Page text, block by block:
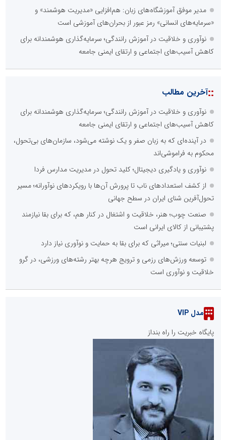
مدیر موفق آموزشگاه‌های زبان: هم‌افزایی «مدیریت هوشمند» و
«سرمایه‌های انسانی» رمز عبور از بحران‌های آموزشی است
نوآوری و خلاقیت در آموزش رانندگی؛ سرمایه‌گذاری هوشمندانه برای
کاهش آسیب‌های اجتماعی و ارتقای ایمنی جامعه
::آخرین مطالب
نوآوری و خلاقیت در آموزش رانندگی؛ سرمایه‌گذاری هوشمندانه برای
کاهش آسیب‌های اجتماعی و ارتقای ایمنی جامعه
در آینده‌ای که به زبان صفر و یک نوشته می‌شود، سازمان‌های بی‌تحول،
محکوم به فراموشی‌اند
نوآوری و یادگیری دیجیتال؛ کلید تحول در مدیریت مدارس فردا
از کشف استعدادهای ناب تا پرورش آن‌ها با رویکردهای نوآورانه؛ مسیر
تحول‌آفرین شنای ایران در سطح جهانی
صنعت چوب؛ هنر، خلاقیت و اشتغال در کنار هم، که برای بقا نیازمند
پشتیبانی از کالای ایرانی است
لبنیات سنتی؛ میراثی که برای بقا به حمایت و نوآوری نیاز دارد
توسعه ورزش‌های رزمی و ترویج هرچه بهتر رشته‌های ورزشی، در گرو
خلاقیت و نوآوری است
مدل VIP
پایگاه خبریت را راه بنداز